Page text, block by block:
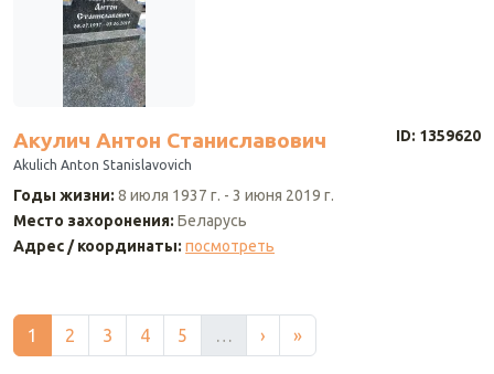
Акулич Антон Станиславович ID: 1359620
Akulich Anton Stanislavovich
Годы жизни: 8 июля 1937 г. - 3 июня 2019 г.
Место захоронения: Беларусь
Адрес / координаты: посмотреть
Текущая страница
1 Страница
2 Страница
3 Страница
4 Страница
5
…
Следующая страница
› Последняя страница
»